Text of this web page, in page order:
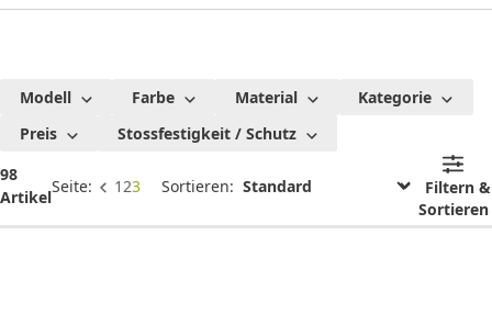
Fussball
Handyhüllen
Modell Farbe Material
Kategorie
Preis
Stossfestigkeit / Schutz
98
Artikel
Seite: 1 23 Sortieren:
Filtern &
Sortieren